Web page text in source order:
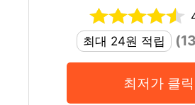
최대 24원 적립
최저가 클릭